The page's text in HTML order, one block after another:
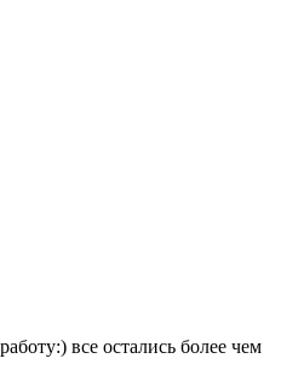
все остались более чем